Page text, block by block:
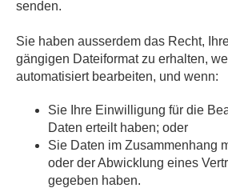
senden.
Sie haben ausserdem das Recht,
gängigen Dateiformat zu erhalten,
automatisiert bearbeiten, und wenn:
Sie Ihre Einwilligung für die
Daten erteilt haben; oder
Sie Daten im Zusammenhang
oder der Abwicklung eines
gegeben haben.